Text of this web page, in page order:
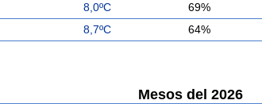
8,0ºC 69%
8,7ºC 64%
Mesos del 2026